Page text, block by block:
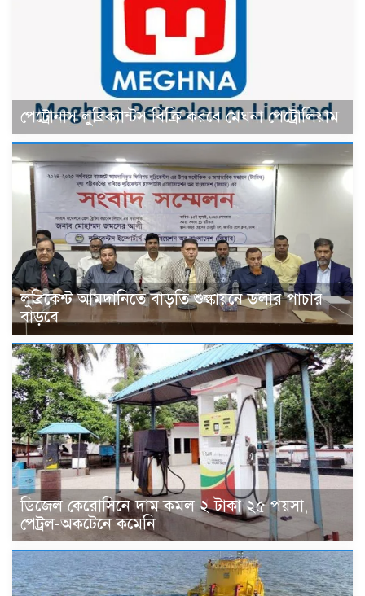
পেট্রোনাস লুব্রিক্যান্টস বিক্রি করবে মেঘনা পেট্রোলিয়াম
লুব্রিকেন্ট আমদানিতে বাড়তি শুল্কায়নে ডলার পাচার
বাড়বে
ডিজেল কেরোসিনে দাম কমল ২ টাকা ২৫ পয়সা,
পেট্রল-অকটেনে কমেনি